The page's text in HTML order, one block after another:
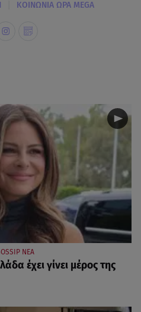
ΚΟΙΝΩΝΙΑ ΩΡΑ MEGA
ΝΕΑ
έχει γίνει μέρος της